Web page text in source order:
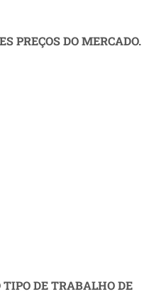
PREÇOS DO MERCADO.
TIPO DE TRABALHO DE